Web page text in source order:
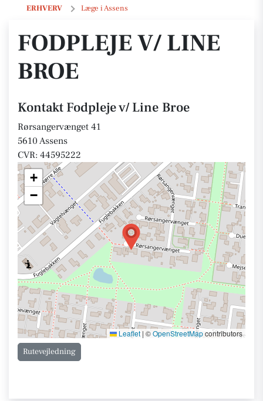
ERHVERV Læge i Assens
Fodpleje v/ Line Broe
FODPLEJE V/ LINE
BROE
Kontakt Fodpleje v/ Line Broe
Rørsangervænget 41
5610 Assens
CVR: 44595222
+
−
Leaflet | ©OpenStreetMapcontributors
Rutevejledning